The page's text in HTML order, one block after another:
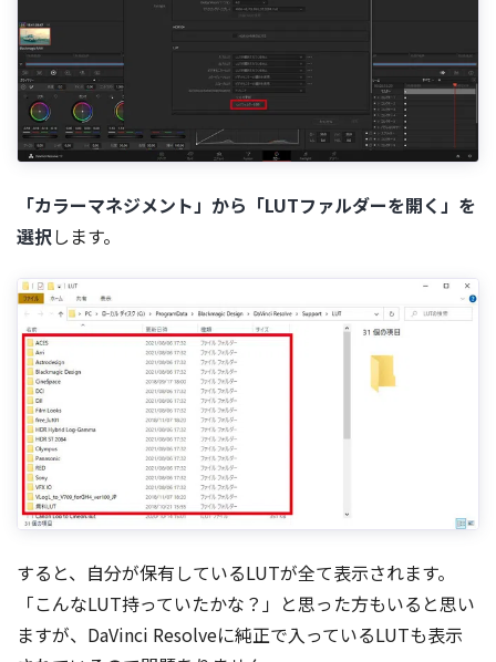
「カラーマネジメント」から「LUTファルダーを開く」を
選択します。
すると、自分が保有しているLUTが全て表示されます。
「こんなLUT持っていたかな？」と思った方もいると思い
ますが、DaVinci Resolveに純正で入っているLUTも表示